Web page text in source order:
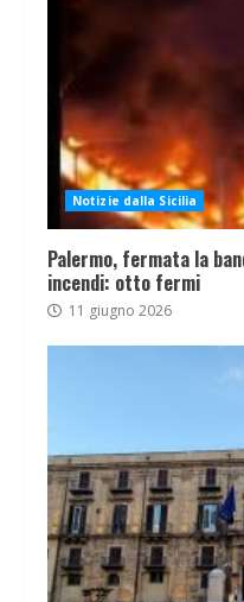
Notizie dalla Sicilia
Palermo, fermata la
incendi: otto fermi
11 giugno 2026